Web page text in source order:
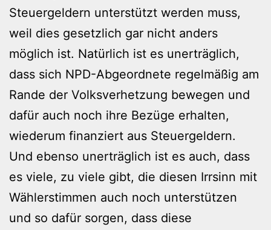
Steuergeldern unterstützt werden muss,
weil dies gesetzlich gar nicht anders
möglich ist. Natürlich ist es unerträglich,
dass sich NPD-Abgeordnete regelmäßig am
Rande der Volksverhetzung bewegen und
dafür auch noch ihre Bezüge erhalten,
wiederum finanziert aus Steuergeldern.
Und ebenso unerträglich ist es auch, dass
es viele, zu viele gibt, die diesen Irrsinn mit
Wählerstimmen auch noch unterstützen
und so dafür sorgen, dass diese